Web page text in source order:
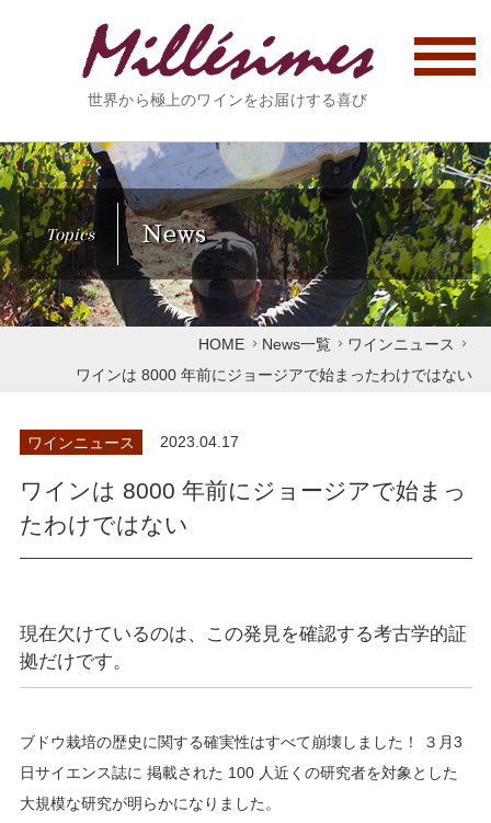
世界から極上のワインをお届けする喜び
Topics News
HOME News一覧
ワインニュース
ワインは 8000 年前にジョージアで始まったわけではない
ワインニュース 2023.04.17
ワインは 8000 年前にジョージアで始まっ
たわけではない
現在欠けているのは、この発見を確認する考古学的証
拠だけです。
ブドウ栽培の歴史に関する確実性はすべて崩壊しました！ ３月3
日サイエンス誌に 掲載された 100 人近くの研究者を対象とした
大規模な研究が明らかになりました。